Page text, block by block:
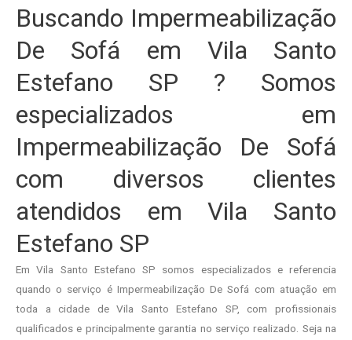
Buscando Impermeabilização
De Sofá em Vila Santo
Estefano SP ? Somos
especializados em
Impermeabilização De Sofá
com diversos clientes
atendidos em Vila Santo
Estefano SP
Em Vila Santo Estefano SP somos especializados e referencia
quando o serviço é Impermeabilização De Sofá com atuação em
toda a cidade de Vila Santo Estefano SP, com profissionais
qualificados e principalmente garantia no serviço realizado. Seja na